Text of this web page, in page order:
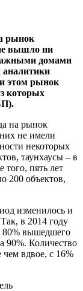
рынок
вышло ни
домами
этом рынок
которых
на рынок
не имели
некоторых
таунхаусы – в
пять лет
200 объектов,
изменилось и
в 2014 году
80% вышедшего
90%. Количество
чем вдвое, с 16%